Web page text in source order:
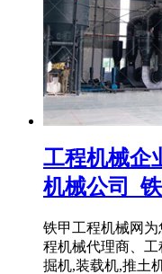
工程机械企
机械公司_
铁甲工程机械网
程机械代理商、
掘机,装载机,推土